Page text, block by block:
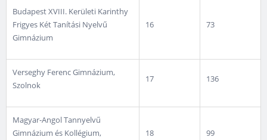
Budapest XVIII. Kerületi Karinthy
Frigyes Két Tanítási Nyelvű
Gimnázium
16 73
Verseghy Ferenc Gimnázium,
Szolnok
17 136
Magyar-Angol Tannyelvű
Gimnázium és Kollégium,
18 99